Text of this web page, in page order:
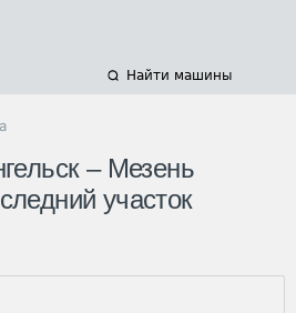
Найти машины
– Мезень
участок